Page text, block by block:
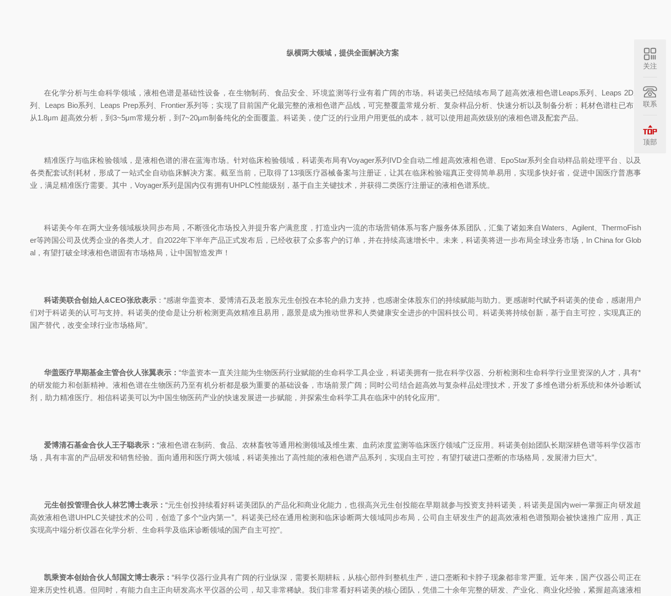
纵横两大领域，提供全面解决方案
在化学分析与生命科学领域，液相色谱是基础性设备，在生物制药、食品安全、环境监测等行业有着广阔的市场。科诺美已经陆续布局了超高效液相色谱Leaps系列、Leaps 2D系
列、Leaps Bio系列、Leaps Prep系列、Frontier系列等；实现了目前国产化最完整的液相色谱产品线，可完整覆盖常规分析、复杂样品分析、快速分析以及制备分析；耗材色谱柱已布局
从1.8μm 超高效分析，到3~5μm常规分析，到7~20μm制备纯化的全面覆盖。科诺美，使广泛的行业用户用更低的成本，就可以使用超高效级别的液相色谱及配套产品。
精准医疗与临床检验领域，是液相色谱的潜在蓝海市场。针对临床检验领域，科诺美布局有Voyager系列IVD全自动二维超高效液相色谱、EpoStar系列全自动样品前处理平台、以及
各类配套试剂耗材，形成了一站式全自动临床解决方案。截至当前，已取得了13项医疗器械备案与注册证，让其在临床检验端真正变得简单易用，实现多快好省，促进中国医疗普惠事
业，满足精准医疗需要。其中，Voyager系列是国内仅有拥有UHPLC性能级别，基于自主关键技术，并获得二类医疗注册证的液相色谱系统。
科诺美今年在两大业务领域板块同步布局，不断强化市场投入并提升客户满意度，打造业内一流的市场营销体系与客户服务体系团队，汇集了诸如来自Waters、Agilent、ThermoFish
er等跨国公司及优秀企业的各类人才。自2022年下半年产品正式发布后，已经收获了众多客户的订单，并在持续高速增长中。未来，科诺美将进一步布局全球业务市场，In China for Glob
al，有望打破全球液相色谱固有市场格局，让中国智造发声！
科诺美联合创始人&CEO张欣表示 ：“感谢华盖资本、爱博清石及老股东元生创投在本轮的鼎力支持，也感谢全体股东们的持续赋能与助力。更感谢时代赋予科诺美的使命，感谢用户
们对于科诺美的认可与支持。科诺美的使命是让分析检测更高效精准且易用，愿景是成为推动世界和人类健康安全进步的中国科技公司。科诺美将持续创新，基于自主可控， 实现真正的
国产替代，改变全球行业市场格局”。
华盖医疗早期基金主管合伙人张翼表示： “华盖资本一直关注能为生物医药行业赋能的生命科学工具企业，科诺美拥有一批在科学仪器、分析检测和生命科学行业里资深的人才，具有*
的研发能力和创新精神。液相色谱在生物医药乃至有机分析都是极为重要的基础设备，市场前景广阔；同时公司结合超高效与复杂样品处理技术，开发了多维色谱分析系统和体外诊断试
剂，助力精准医疗。相信科诺美可以为中国生物医药产业的快速发展进一步赋能，并探索生命科学工具在临床中的转化应用”。
爱博清石基金合伙人王子聪表示：“液相色谱在制药、食品、农林畜牧等通用检测领域及维生素、血药浓度监测等临床医疗领域广泛应用。科诺美创始团队长期深耕色谱等科学仪器市
场，具有丰富的产品研发和销售经验。面向通用和医疗两大领域，科诺美推出了高性能的液相色谱产品系列，实现自主可控，有望打破进口垄断的市场格局，发展潜力巨大”。
元生创投管理合伙人林艺博士表示： “元生创投持续看好科诺美团队的产品化和商业化能力，也很高兴元生创投能在早期就参与投资支持科诺美，科诺美是国内wei一掌握正向研发超
高效液相色谱UHPLC关键技术的公司，创造了多个“业内第一”。科诺美已经在通用检测和临床诊断两大领域同步布局，公司自主研发生产的超高效液相色谱预期会被快速推广应用，真正
实现高中端分析仪器在化学分析、生命科学及临床诊断领域的国产自主可控”。
凯乘资本创始合伙人邹国文博士表示：“科学仪器行业具有广阔的行业纵深，需要长期耕耘，从核心部件到整机生产，进口垄断和卡脖子现象都非常严重。近年来，国产仪器公司正在
迎来历史性机遇。但同时，有能力自主正向研发高水平仪器的公司，却又非常稀缺。我们非常看好科诺美的核心团队，凭借二十余年完整的研发、产业化、商业化经验，紧握超高速液相
关注
联系
顶部